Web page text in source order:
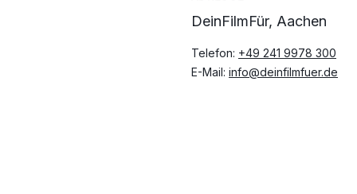
DeinFilmFür, Aachen
Telefon: +49 241 9978 300
E-Mail: info@deinfilmfuer.de